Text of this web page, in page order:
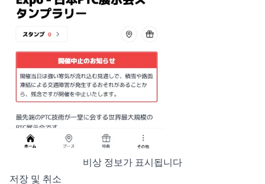
비상 정보가 표시됩니다
저장 및 취소